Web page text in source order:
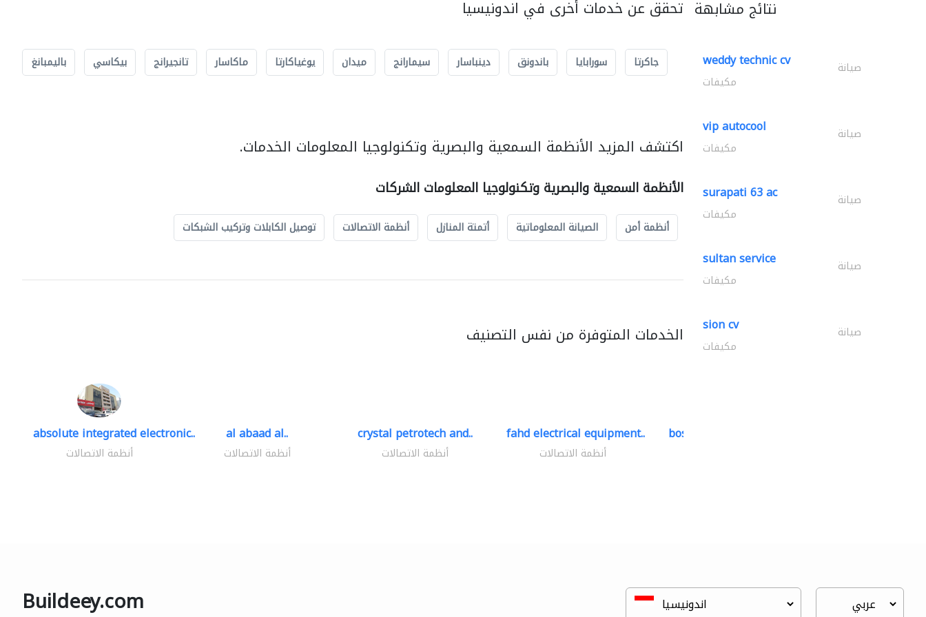
تحقق عن خدمات أخرى في اندونيسيا
جاكرتا سورابايا باندونق دينباسار سيمارانج ميدان يوغياكارتا ماكاسار تانجيرانج بيكاسي باليمبانغ
اكتشف المزيد الأنظمة السمعية والبصرية وتكنولوجيا المعلومات الخدمات.
الأنظمة السمعية والبصرية وتكنولوجيا المعلومات الشركات
أنظمة أمن الصيانة المعلوماتية أتمتة المنازل أنظمة الاتصالات توصيل الكابلات وتركيب الشبكات
الخدمات المتوفرة من نفس التصنيف
absolute integrated electronic..
أنظمة الاتصالات
al abaad al..
أنظمة الاتصالات
crystal petrotech and..
أنظمة الاتصالات
fahd electrical equipment..
أنظمة الاتصالات
bosch security systems..
نتائج مشابهة
weddy technic cv صيانة
مكيفات
vip autocool صيانة
مكيفات
surapati 63 ac صيانة
مكيفات
sultan service صيانة
مكيفات
sion cv صيانة
مكيفات
Buildeey.com